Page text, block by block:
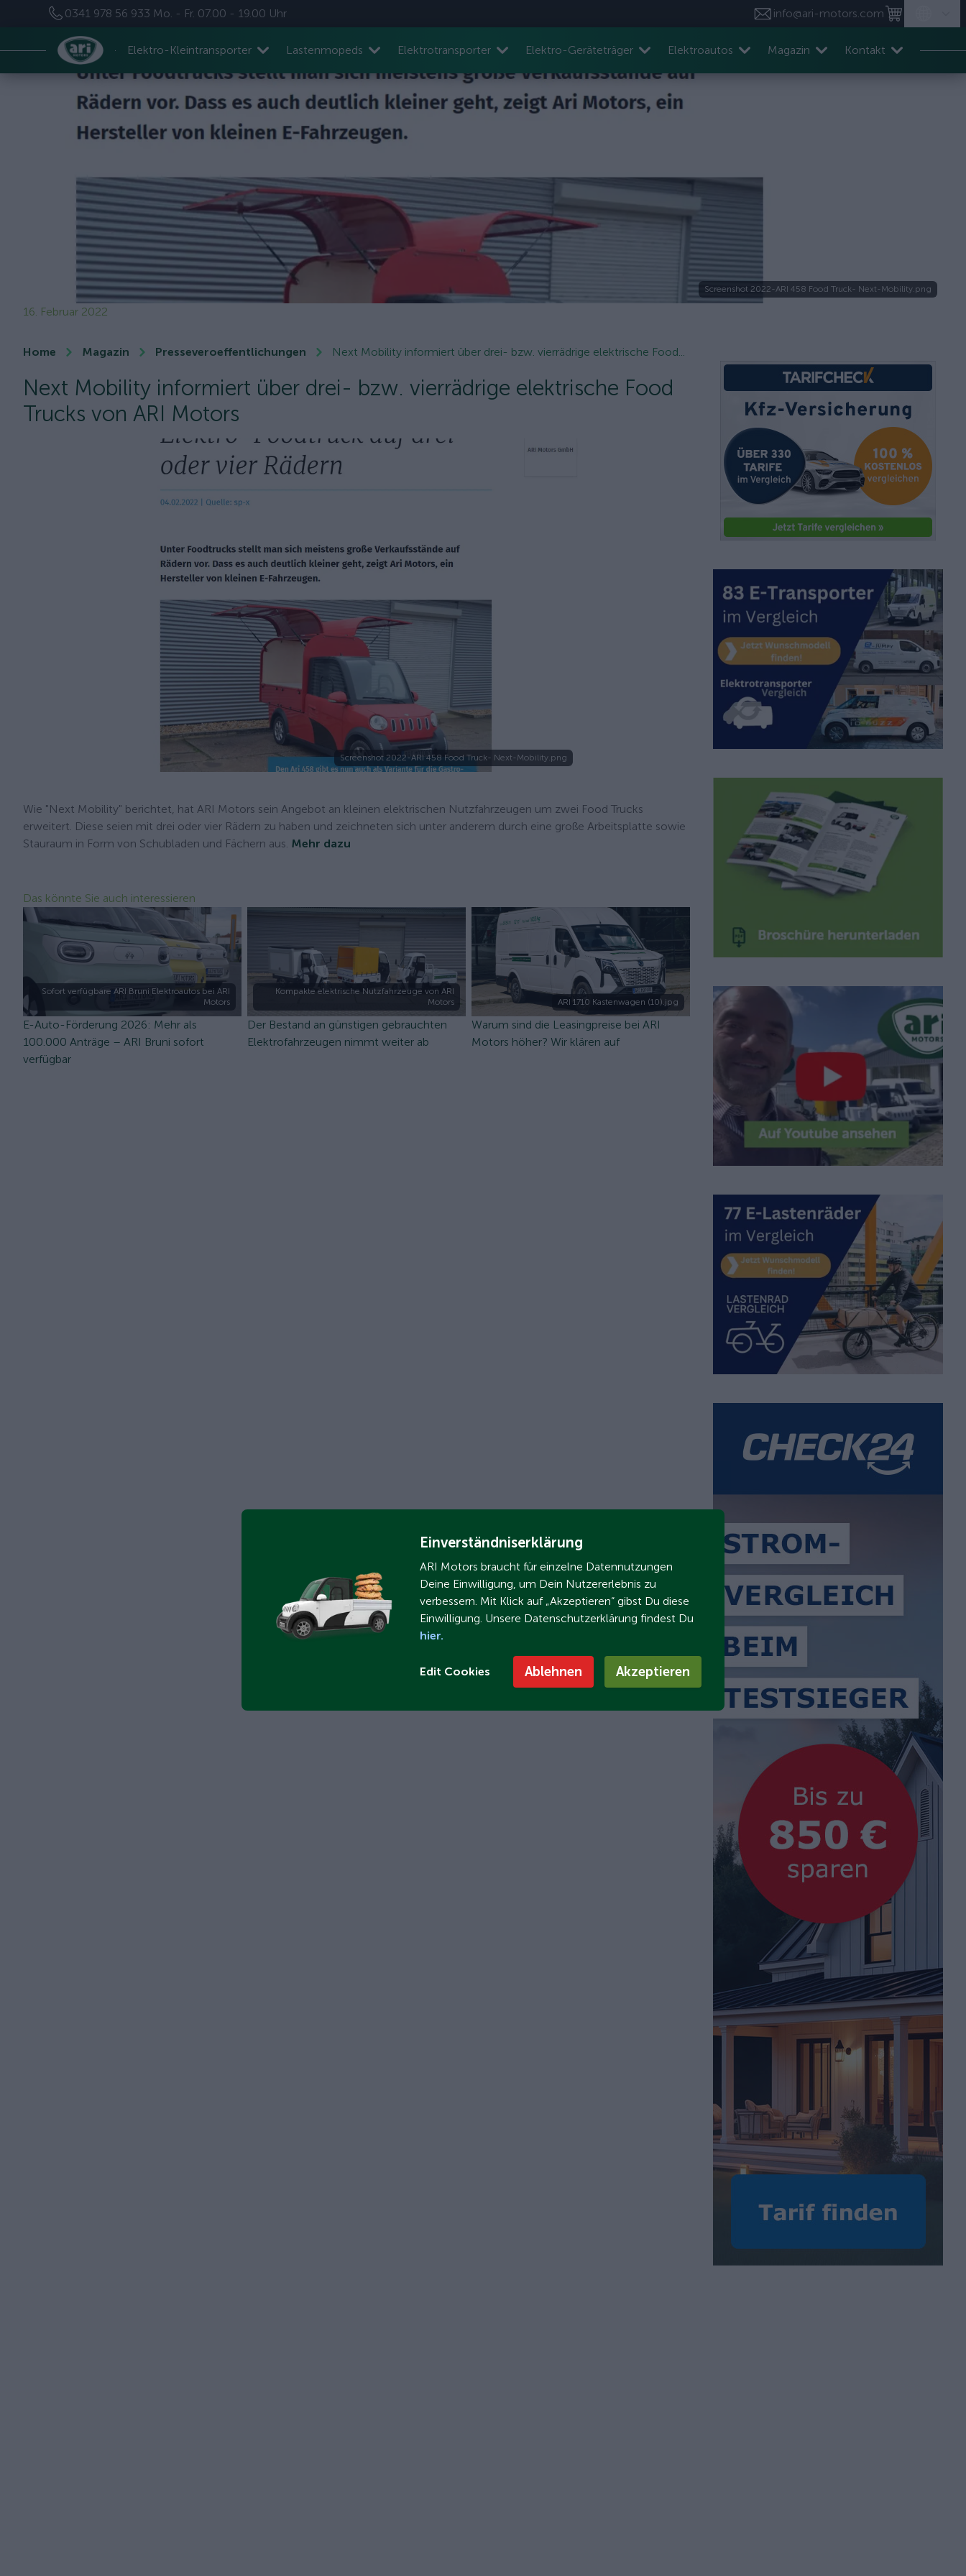
0341 978 56 933 Mo. - Fr. 07.00 - 19.00 Uhr info@ari-motors.com
Elektro-Kleintransporter Lastenmopeds Elektrotransporter Elektro-Geräteträger Elektroautos Magazin Kontakt
Screenshot 2022-ARI 458 Food Truck- Next-Mobility.png
16. Februar 2022
Home Magazin Presseveroeffentlichungen Next Mobility informiert über drei- bzw. vierrädrige elektrische Food...
Next Mobility informiert über drei- bzw. vierrädrige elektrische Food
Trucks von ARI Motors
Screenshot 2022-ARI 458 Food Truck- Next-Mobility.png
Wie "Next Mobility" berichtet, hat ARI Motors sein Angebot an kleinen elektrischen Nutzfahrzeugen um zwei Food Trucks
erweitert. Diese seien mit drei oder vier Rädern zu haben und zeichneten sich unter anderem durch eine große Arbeitsplatte sowie
Stauraum in Form von Schubladen und Fächern aus. Mehr dazu
Das könnte Sie auch interessieren
Sofort verfügbare ARI Bruni Elektroautos bei ARI
Motors
E-Auto-Förderung 2026: Mehr als
100.000 Anträge – ARI Bruni sofort
verfügbar
Kompakte elektrische Nutzfahrzeuge von ARI
Motors
Der Bestand an günstigen gebrauchten
Elektrofahrzeugen nimmt weiter ab
ARI 1710 Kastenwagen (10).jpg
Warum sind die Leasingpreise bei ARI
Motors höher? Wir klären auf
Einverständniserklärung
ARI Motors braucht für einzelne Datennutzungen
Deine Einwilligung, um Dein Nutzererlebnis zu
verbessern. Mit Klick auf „Akzeptieren“ gibst Du diese
Einwilligung. Unsere Datenschutzerklärung findest Du
hier.
Edit Cookies Ablehnen Akzeptieren